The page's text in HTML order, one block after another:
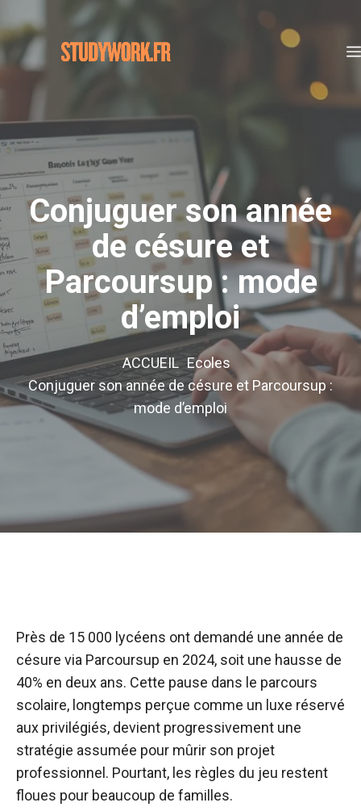
au
contenu
Conjuguer son année
de césure et
Parcoursup : mode
d’emploi
ACCUEIL Ecoles
Conjuguer son année de césure et Parcoursup :
mode d’emploi
Près de 15 000 lycéens ont demandé une année de
césure via Parcoursup en 2024, soit une hausse de
40% en deux ans. Cette pause dans le parcours
scolaire, longtemps perçue comme un luxe réservé
aux privilégiés, devient progressivement une
stratégie assumée pour mûrir son projet
professionnel. Pourtant, les règles du jeu restent
floues pour beaucoup de familles.